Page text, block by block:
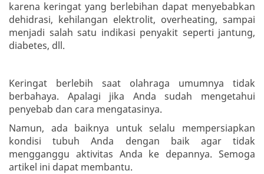
karena keringat yang berlebihan dapat menyebabkan
dehidrasi, kehilangan elektrolit, overheating, sampai
menjadi salah satu indikasi penyakit seperti jantung,
diabetes, dll.
Keringat berlebih saat olahraga umumnya tidak
berbahaya. Apalagi jika Anda sudah mengetahui
penyebab dan cara mengatasinya.
Namun, ada baiknya untuk selalu mempersiapkan
kondisi tubuh Anda dengan baik agar tidak
mengganggu aktivitas Anda ke depannya. Semoga
artikel ini dapat membantu.